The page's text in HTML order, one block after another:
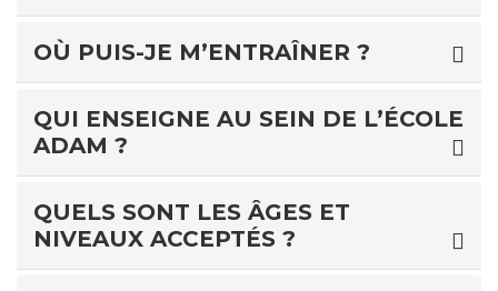
OÙ PUIS-JE M’ENTRAÎNER ?
QUI ENSEIGNE AU SEIN DE L’ÉCOLE
ADAM ?
QUELS SONT LES ÂGES ET
NIVEAUX ACCEPTÉS ?